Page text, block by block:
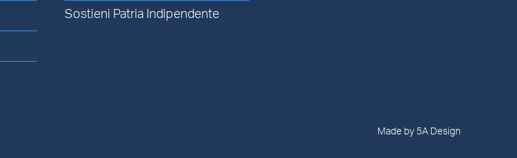
Sostieni Patria Indipendente
Made by 5A Design